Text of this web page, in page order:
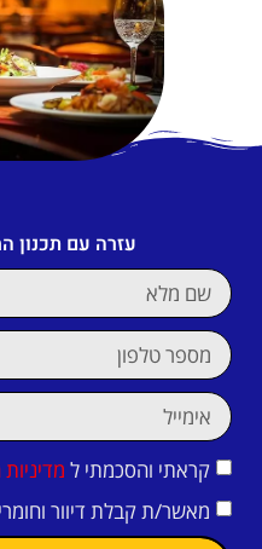
עזרה עם תכנון
קראתי והסכמתי ל
מאשר/ת קבלת דיוור